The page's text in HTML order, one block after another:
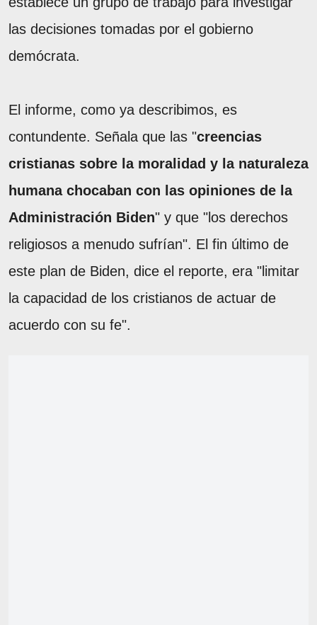
las decisiones tomadas por el gobierno
demócrata.
El informe, como ya describimos, es
contundente. Señala que las "creencias
cristianas sobre la moralidad y la naturaleza
humana chocaban con las opiniones de la
Administración Biden" y que "los derechos
religiosos a menudo sufrían". El fin último de
este plan de Biden, dice el reporte, era "limitar
la capacidad de los cristianos de actuar de
acuerdo con su fe".